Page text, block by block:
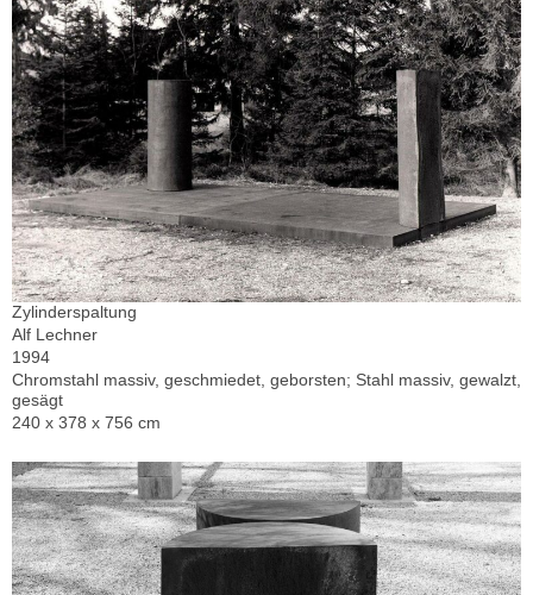
Zylinderspaltung
Alf Lechner
1994
Chromstahl massiv, geschmiedet, geborsten; Stahl massiv, gewalzt,
gesägt
240 x 378 x 756 cm